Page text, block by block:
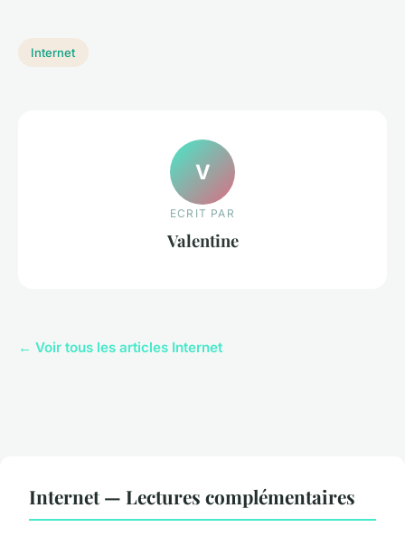
Internet
V
ECRIT PAR
Valentine
← Voir tous les articles Internet
Internet — Lectures complémentaires